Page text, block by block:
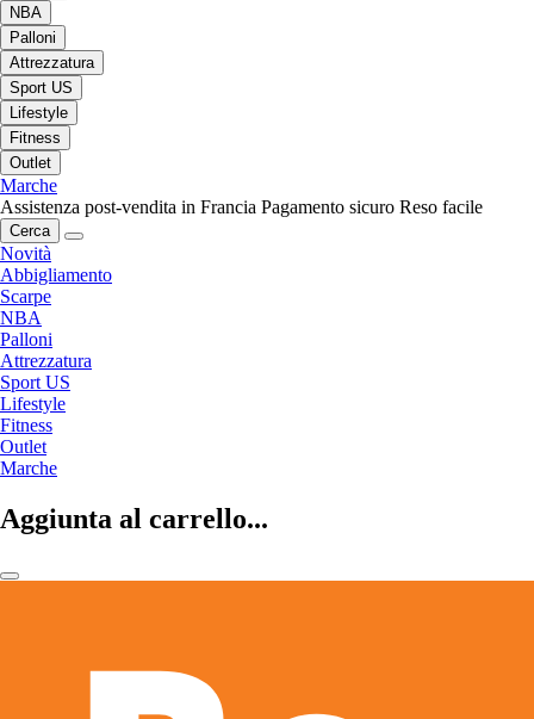
NBA
Palloni
Attrezzatura
Sport US
Lifestyle
Fitness
Outlet
Marche
Assistenza post-vendita in Francia Pagamento sicuro Reso facile
Cerca
Novità
Abbigliamento
Scarpe
NBA
Palloni
Attrezzatura
Sport US
Lifestyle
Fitness
Outlet
Marche
Aggiunta al carrello...